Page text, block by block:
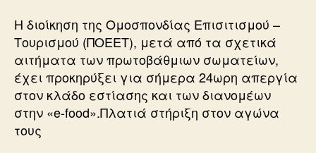
Η διοίκηση της Ομοσπονδίας Επισιτισμού –
Τουρισμού (ΠΟΕΕΤ), μετά από τα σχετικά
αιτήματα των πρωτοβάθμιων σωματείων,
έχει προκηρύξει για σήμερα 24ωρη απεργία
στον κλάδο εστίασης και των διανομέων
στην «e-food».Πλατιά στήριξη στον αγώνα
τους